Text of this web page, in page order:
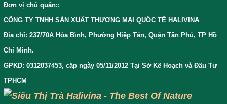
Đơn vị chủ quản::
CÔNG TY TNHH SẢN XUẤT THƯƠNG MẠI QUỐC TẾ HALIVINA
Địa chỉ: 237/70A Hòa Bình, Phường Hiệp Tân, Quận Tân Phú, TP Hồ
Chí Minh.
GPKD: 0312037453, cấp ngày 05/11/2012 Tại Sở Kế Hoạch và Đầu Tư
TPHCM